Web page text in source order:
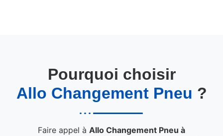
Pourquoi choisir
Allo Changement Pneu ?
Faire appel à Allo Changement Pneu à